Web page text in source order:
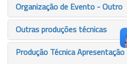
Organização de Evento - Outro
Outras produções técnicas
Produção Técnica